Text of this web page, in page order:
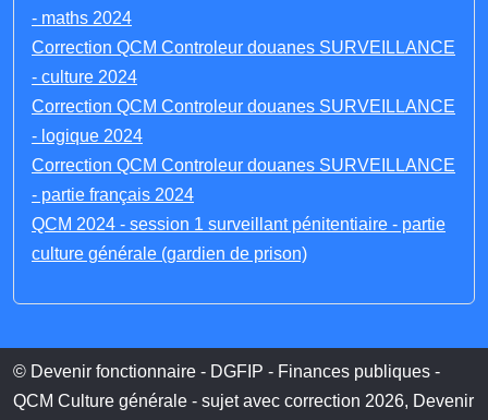
- maths 2024
Correction QCM Controleur douanes SURVEILLANCE
- culture 2024
Correction QCM Controleur douanes SURVEILLANCE
- logique 2024
Correction QCM Controleur douanes SURVEILLANCE
- partie français 2024
QCM 2024 - session 1 surveillant pénitentiaire - partie
culture générale (gardien de prison)
© Devenir fonctionnaire - DGFIP - Finances publiques -
QCM Culture générale - sujet avec correction 2026, Devenir